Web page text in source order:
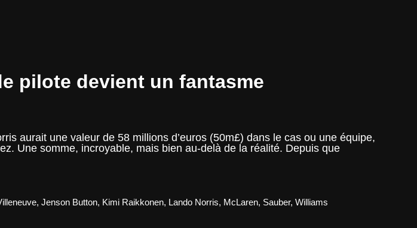
pilote devient un fantasme
aurait une valeur de 58 millions d’euros (50m£) dans le cas ou une équipe,
Une somme, incroyable, mais bien au-delà de la réalité. Depuis que
,Jenson Button, Kimi Raikkonen, Lando Norris, McLaren, Sauber,Williams